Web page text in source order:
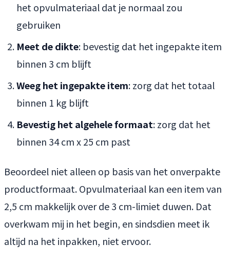
het opvulmateriaal dat je normaal zou
gebruiken
Meet de dikte: bevestig dat het ingepakte item
binnen 3 cm blijft
Weeg het ingepakte item: zorg dat het totaal
binnen 1 kg blijft
Bevestig het algehele formaat: zorg dat het
binnen 34 cm x 25 cm past
Beoordeel niet alleen op basis van het onverpakte
productformaat. Opvulmateriaal kan een item van
2,5 cm makkelijk over de 3 cm-limiet duwen. Dat
overkwam mij in het begin, en sindsdien meet ik
altijd na het inpakken, niet ervoor.